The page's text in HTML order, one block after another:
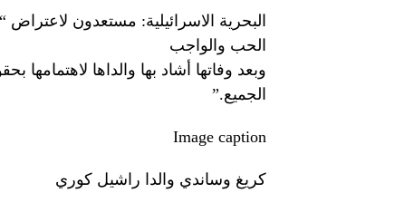
البحرية الاسرائيلية: مستعدون
الحب والواجب
وبعد وفاتها أشاد بها والداها
الجميع.”
Image caption
كريغ وساندي والدا راشيل كوري